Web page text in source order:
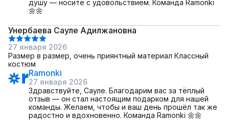
душу — носите с удовольствием. Команда Ramonki
🌼🌼
Унербаева Сауле Адилжановна
27 января 2026
Размер в размер, очень приянтный материал Классный
костюм
Ramonki
27 января 2026
Здравствуйте, Сауле. Благодарим вас за тёплый
отзыв — он стал настоящим подарком для нашей
команды. Желаем, чтобы и ваш день прошёл так же
радостно и вдохновенно. Команда Ramonki 🌼🌼